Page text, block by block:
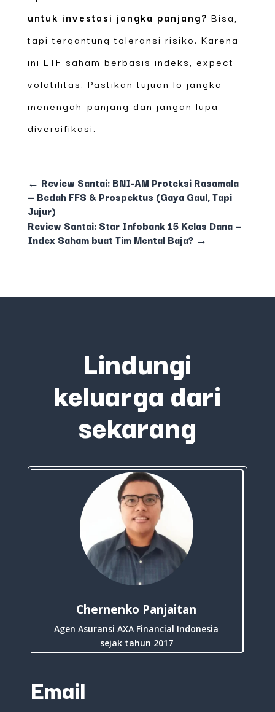
untuk investasi jangka panjang? Bisa,
tapi tergantung toleransi risiko. Karena
ini ETF saham berbasis indeks, expect
volatilitas. Pastikan tujuan lo jangka
menengah-panjang dan jangan lupa
diversifikasi.
← Review Santai: BNI-AM Proteksi Rasamala
— Bedah FFS & Prospektus (Gaya Gaul, Tapi
Jujur)
Review Santai: Star Infobank 15 Kelas Dana —
Index Saham buat Tim Mental Baja?→
Lindungi
keluarga dari
sekarang
Chernenko Panjaitan
Agen Asuransi AXA Financial Indonesia
sejak tahun 2017
Email